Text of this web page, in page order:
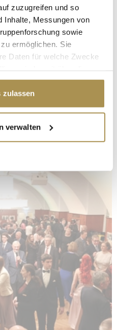
zuzugreifen und so
Inhalte, Messungen von
sowie
ermöglichen. Sie
Daten für welche Zwecke
Klicken auf das Privacy
geografische Lage
einige Meter genau sein
identifizieren
Ihre persönlichen Daten
Sie Ihre Präferenzen im
und Anzeigen zu
soziale Medien anbieten
unsere Website zu
wir Informationen zu Ihrer
an unsere Partner für
Analysen weiter. Unsere
möglicherweise mit
zulassen
verwalten